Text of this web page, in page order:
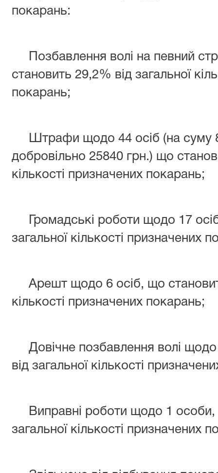
покарань:
Позбавлення волі на певний
становить 29,2% від загальної
покарань;
Штрафи щодо 44 осіб (на суму
добровільно 25840 грн.) що
кількості призначених покарань;
Громадські роботи щодо 17
загальної кількості призначених
Арешт щодо 6 осіб, що
кількості призначених покарань;
Довічне позбавлення волі щодо
від загальної кількості
Виправні роботи щодо 1 особи,
загальної кількості призначених